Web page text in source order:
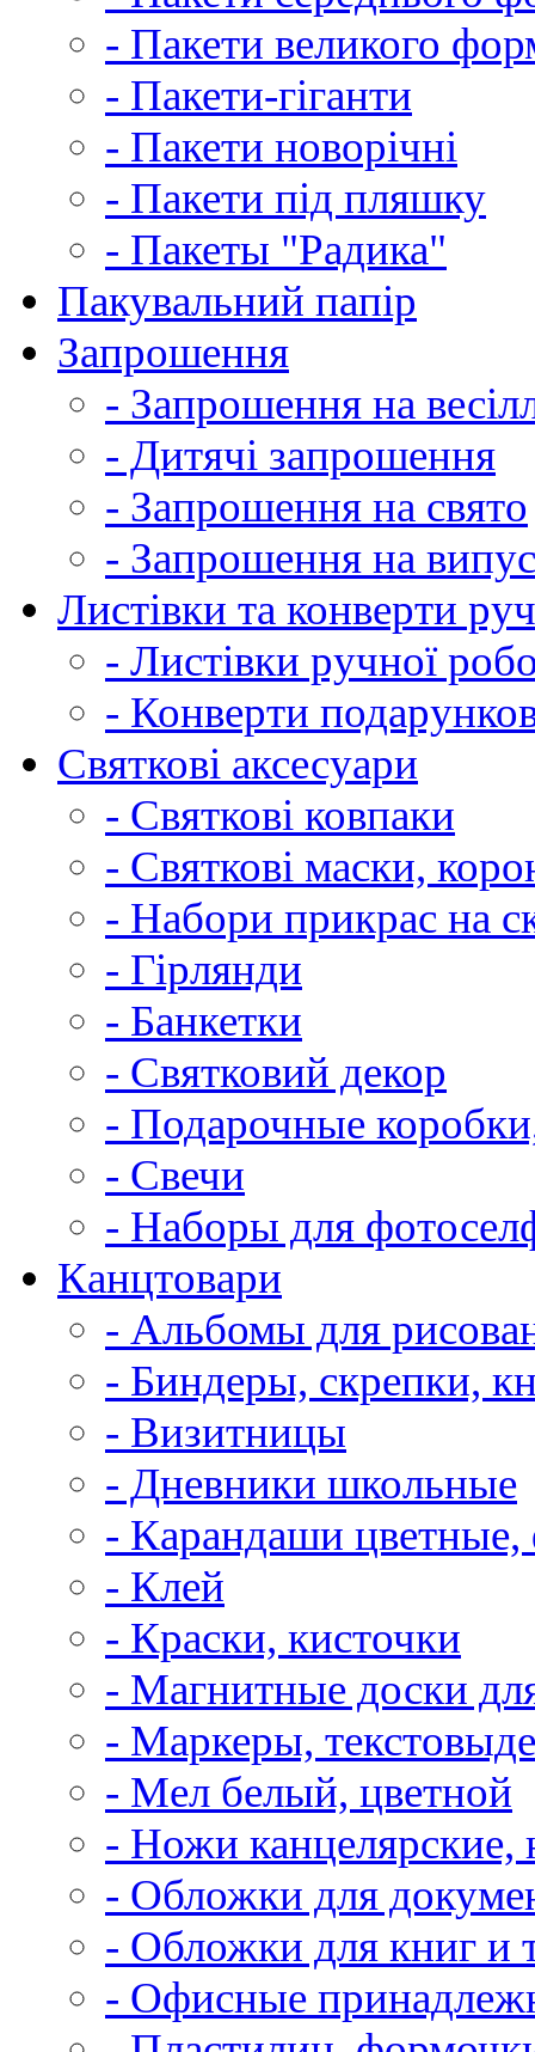
- Пакети великого
- Пакети-гіганти
- Пакети новорічні
- Пакети під пляшку
- Пакеты "Радика"
Пакувальний папір
Запрошення
- Запрошення на
- Дитячі запрошення
- Запрошення на свято
- Запрошення на
Листівки та конверти
- Листівки ручної
- Конверти
Святкові аксесуари
- Святкові ковпаки
- Святкові маски,
- Набори прикрас на
- Гірлянди
- Банкетки
- Святковий декор
- Подарочные
- Свечи
- Наборы для
Канцтовари
- Альбомы для
- Биндеры, скрепки,
- Визитницы
- Дневники школьные
- Карандаши цветные,
- Клей
- Краски, кисточки
- Магнитные доски
- Маркеры,
- Мел белый, цветной
- Ножи
- Обложки для
- Обложки для книг и
- Офисные